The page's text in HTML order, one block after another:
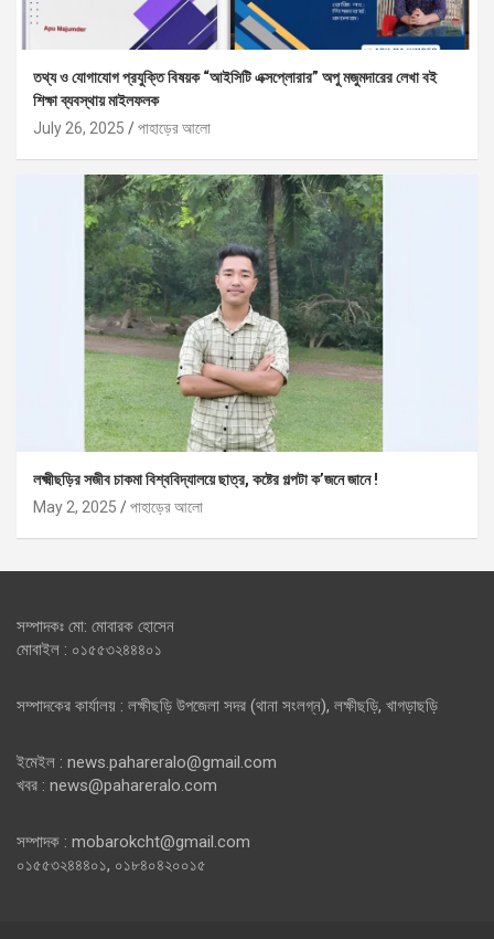
তথ্য ও যোগাযোগ প্রযুক্তি বিষয়ক “আইসিটি এক্সপ্লোরার” অপু মজুমদারের লেখা বই
শিক্ষা ব্যবস্থায় মাইলফলক
July 26, 2025
পাহাড়ের আলো
লক্ষ্মীছড়ির সজীব চাকমা বিশ্ববিদ্যালয়ে ছাত্র, কষ্টের গল্পটা ক’জনে জানে !
May 2, 2025
পাহাড়ের আলো
সম্পাদকঃ মো: মোবারক হোসেন
মোবাইল : ০১৫৫৩২৪৪৪০১
সম্পাদকের কার্যালয় : লক্ষীছড়ি উপজেলা সদর (থানা সংলগ্ন), লক্ষীছড়ি, খাগড়াছড়ি
ইমেইল : news.pahareralo@gmail.com
খবর : news@pahareralo.com
সম্পাদক : mobarokcht@gmail.com
০১৫৫৩২৪৪৪০১, ০১৮৪০৪২০০১৫